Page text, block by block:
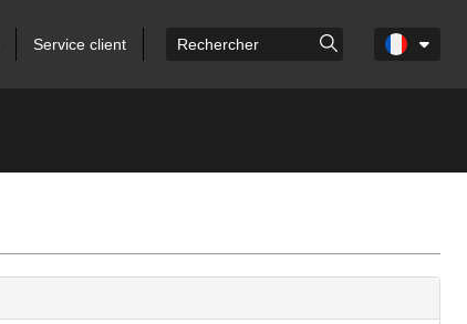
Service client